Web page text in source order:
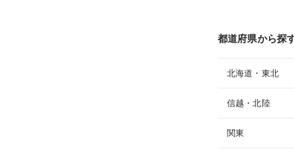
都道府県から探
北海道・東北
信越・北陸
関東